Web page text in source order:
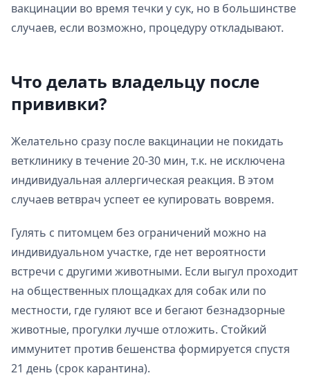
вакцинации во время течки у сук, но в большинстве
случаев, если возможно, процедуру откладывают.
Что делать владельцу после
прививки?
Желательно сразу после вакцинации не покидать
ветклинику в течение 20-30 мин, т.к. не исключена
индивидуальная аллергическая реакция. В этом
случаев ветврач успеет ее купировать вовремя.
Гулять с питомцем без ограничений можно на
индивидуальном участке, где нет вероятности
встречи с другими животными. Если выгул проходит
на общественных площадках для собак или по
местности, где гуляют все и бегают безнадзорные
животные, прогулки лучше отложить. Стойкий
иммунитет против бешенства формируется спустя
21 день (срок карантина).